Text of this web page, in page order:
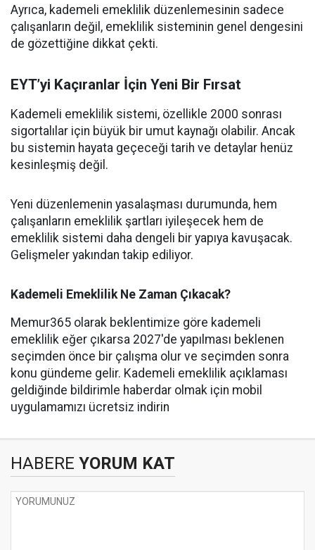
Ayrıca, kademeli emeklilik düzenlemesinin sadece
çalışanların değil, emeklilik sisteminin genel dengesini
de gözettiğine dikkat çekti.
EYT’yi Kaçıranlar İçin Yeni Bir Fırsat
Kademeli emeklilik sistemi, özellikle 2000 sonrası
sigortalılar için büyük bir umut kaynağı olabilir. Ancak
bu sistemin hayata geçeceği tarih ve detaylar henüz
kesinleşmiş değil.
Yeni düzenlemenin yasalaşması durumunda, hem
çalışanların emeklilik şartları iyileşecek hem de
emeklilik sistemi daha dengeli bir yapıya kavuşacak.
Gelişmeler yakından takip ediliyor.
Kademeli Emeklilik Ne Zaman Çıkacak?
Memur365 olarak beklentimize göre kademeli
emeklilik eğer çıkarsa 2027'de yapılması beklenen
seçimden önce bir çalışma olur ve seçimden sonra
konu gündeme gelir. Kademeli emeklilik açıklaması
geldiğinde bildirimle haberdar olmak için mobil
uygulamamızı ücretsiz indirin
HABERE YORUM KAT